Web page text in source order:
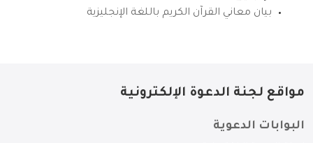
بيان معاني القرآن الكريم باللغة الإنجليزية
مواقع لجنة الدعوة الإلكترونية
البوابات الدعوية